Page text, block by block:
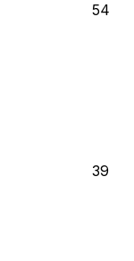
54
39